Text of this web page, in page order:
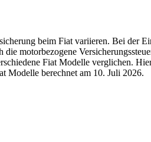
beim Fiat variieren. Bei der
motorbezogene
Fiat Modelle verglichen.
Modelle berechnet am 10. Juli 2026.